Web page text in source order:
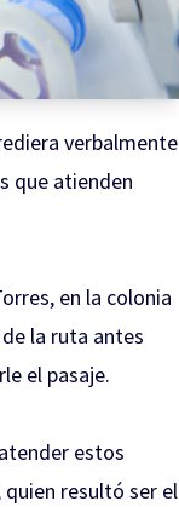
verbalmente
que atienden
en la colonia
la ruta antes
el pasaje.
estos
resultó ser el